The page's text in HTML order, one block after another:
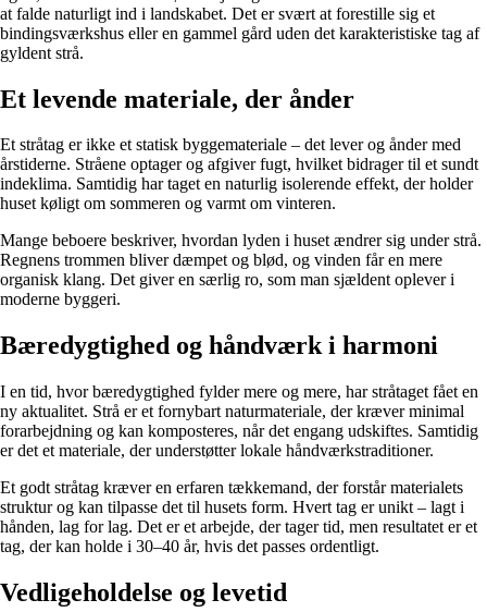
at falde naturligt ind i landskabet. Det er svært at forestille sig et
bindingsværkshus eller en gammel gård uden det karakteristiske tag af
gyldent strå.
Et levende materiale, der ånder
Et stråtag er ikke et statisk byggemateriale – det lever og ånder med
årstiderne. Stråene optager og afgiver fugt, hvilket bidrager til et sundt
indeklima. Samtidig har taget en naturlig isolerende effekt, der holder
huset køligt om sommeren og varmt om vinteren.
Mange beboere beskriver, hvordan lyden i huset ændrer sig under strå.
Regnens trommen bliver dæmpet og blød, og vinden får en mere
organisk klang. Det giver en særlig ro, som man sjældent oplever i
moderne byggeri.
Bæredygtighed og håndværk i harmoni
I en tid, hvor bæredygtighed fylder mere og mere, har stråtaget fået en
ny aktualitet. Strå er et fornybart naturmateriale, der kræver minimal
forarbejdning og kan komposteres, når det engang udskiftes. Samtidig
er det et materiale, der understøtter lokale håndværkstraditioner.
Et godt stråtag kræver en erfaren tækkemand, der forstår materialets
struktur og kan tilpasse det til husets form. Hvert tag er unikt – lagt i
hånden, lag for lag. Det er et arbejde, der tager tid, men resultatet er et
tag, der kan holde i 30–40 år, hvis det passes ordentligt.
Vedligeholdelse og levetid